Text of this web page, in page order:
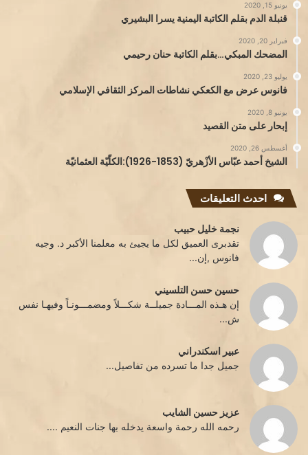
يونيو 15, 2020
قنبلة الدم بقلم الكاتبة اليمنية يسرا البشيري
فبراير 20, 2020
المضحك المبكي…بقلم الكاتبة حنان رحيمي
يوليو 23, 2020
فانوس عرض مع الكعكي نشاطات المركز الثقافي الإسلامي
يونيو 8, 2020
إبحار على متن القصيد
أغسطس 26, 2020
الشيخ أحمد عبّاس الأزْهريّ (1853-1926):الكلّيّة العثمانيّة
احدث التعليقات
نجمة خليل حبيب
تقدبرى العميق لكل ما يجيئ به معلمنا الأكبر د. وجيه
فانوس ,إن...
حسين حسن التلسيني
إن هـذه المـــادة جميلــة شكـــلاً ومضمـــونـاً وفيهـا نفس
ش...
عبير اسكندراني
جميل جدا ما تسرده من تفاصيل...
عزيز حسين الشايب
رحمه الله رحمة واسعة يدخله بها جنات النعيم ....